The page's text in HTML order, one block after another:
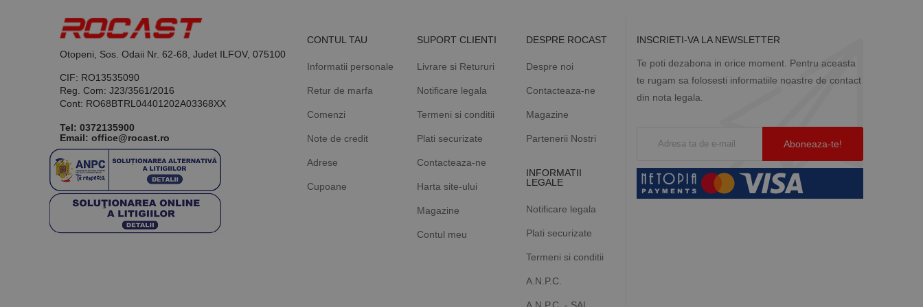
Otopeni, Sos. Odaii Nr. 62-68, Judet ILFOV, 075100
CIF: RO13535090
Reg. Com: J23/3561/2016
Cont: RO68BTRL04401202A03368XX
Tel: 0372135900
Email: office@rocast.ro
CONTUL TAU
Informatii personale
Retur de marfa
Comenzi
Note de credit
Adrese
Cupoane
SUPORT CLIENTI
Livrare si Retururi
Notificare legala
Termeni si conditii
Plati securizate
Contacteaza-ne
Harta site-ului
Magazine
Contul meu
DESPRE ROCAST
Despre noi
Contacteaza-ne
Magazine
Partenerii Nostri
INFORMATII
LEGALE
Notificare legala
Plati securizate
Termeni si conditii
A.N.P.C.
INSCRIETI-VA LA NEWSLETTER
Te poti dezabona in orice moment. Pentru aceasta
te rugam sa folosesti informatiile noastre de contact
din nota legala.